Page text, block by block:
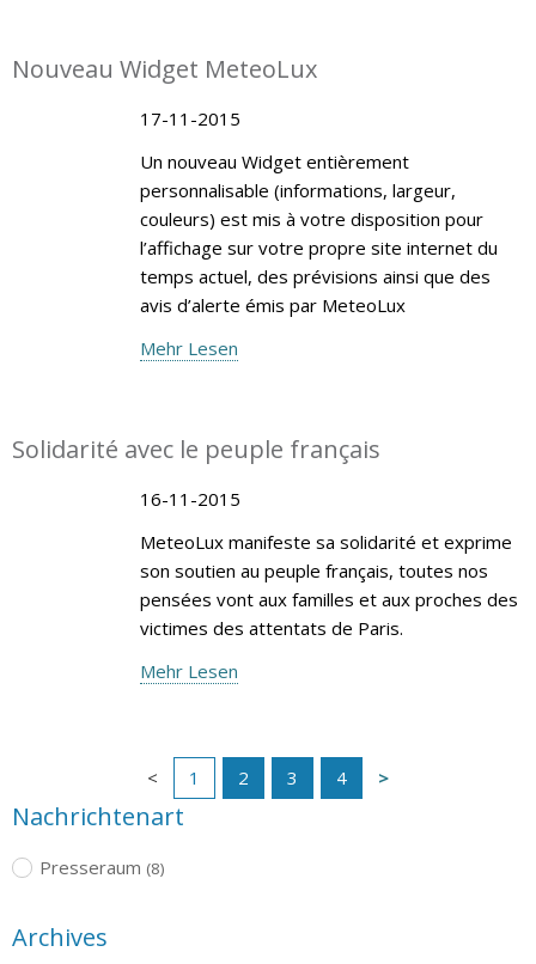
Nouveau Widget MeteoLux
17-11-2015
Un nouveau Widget entièrement
personnalisable (informations, largeur,
couleurs) est mis à votre disposition pour
l’affichage sur votre propre site internet du
temps actuel, des prévisions ainsi que des
avis d’alerte émis par MeteoLux
Mehr Lesen
Solidarité avec le peuple français
16-11-2015
MeteoLux manifeste sa solidarité et exprime
son soutien au peuple français, toutes nos
pensées vont aux familles et aux proches des
victimes des attentats de Paris.
Mehr Lesen
1 2 3 4
Nachrichtenart
Presseraum (8)
Archives